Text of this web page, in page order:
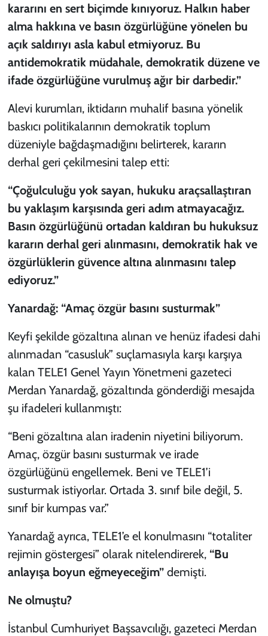
kararını en sert biçimde kınıyoruz. Halkın haber
alma hakkına ve basın özgürlüğüne yönelen bu
açık saldırıyı asla kabul etmiyoruz. Bu
antidemokratik müdahale, demokratik düzene ve
ifade özgürlüğüne vurulmuş ağır bir darbedir.”
Alevi kurumları, iktidarın muhalif basına yönelik
baskıcı politikalarının demokratik toplum
düzeniyle bağdaşmadığını belirterek, kararın
derhal geri çekilmesini talep etti:
“Çoğulculuğu yok sayan, hukuku araçsallaştıran
bu yaklaşım karşısında geri adım atmayacağız.
Basın özgürlüğünü ortadan kaldıran bu hukuksuz
kararın derhal geri alınmasını, demokratik hak ve
özgürlüklerin güvence altına alınmasını talep
ediyoruz.”
Yanardağ: “Amaç özgür basını susturmak”
Keyfi şekilde gözaltına alınan ve henüz ifadesi dahi
alınmadan “casusluk” suçlamasıyla karşı karşıya
kalan TELE1 Genel Yayın Yönetmeni gazeteci
Merdan Yanardağ, gözaltında gönderdiği mesajda
şu ifadeleri kullanmıştı:
“Beni gözaltına alan iradenin niyetini biliyorum.
Amaç, özgür basını susturmak ve irade
özgürlüğünü engellemek. Beni ve TELE1’i
susturmak istiyorlar. Ortada 3. sınıf bile değil, 5.
sınıf bir kumpas var.”
Yanardağ ayrıca, TELE1’e el konulmasını “totaliter
rejimin göstergesi” olarak nitelendirerek, “Bu
anlayışa boyun eğmeyeceğim”demişti.
Ne olmuştu?
İstanbul Cumhuriyet Başsavcılığı, gazeteci Merdan